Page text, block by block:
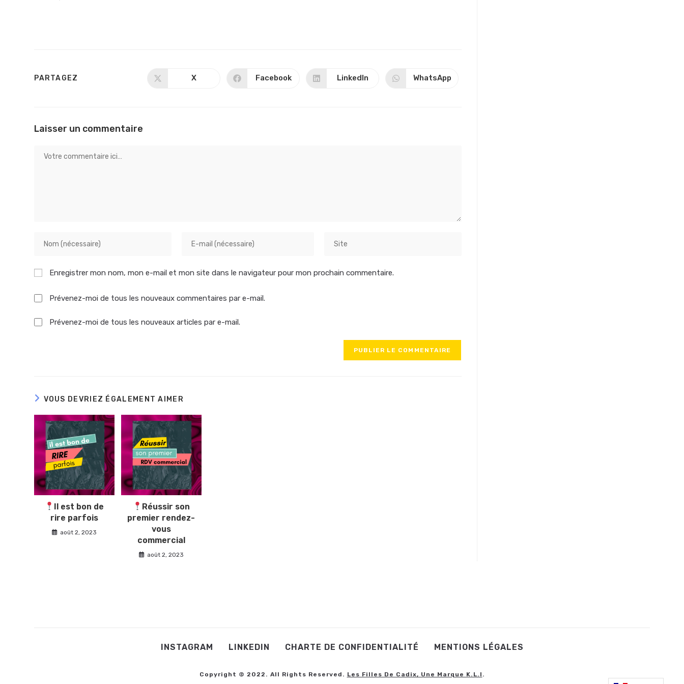
PARTAGEZ X Facebook LinkedIn WhatsApp
Laisser un commentaire
Enregistrer mon nom, mon e-mail et mon site dans le navigateur pour mon prochain commentaire.
Prévenez-moi de tous les nouveaux commentaires par e-mail.
Prévenez-moi de tous les nouveaux articles par e-mail.
VOUS DEVRIEZ ÉGALEMENT AIMER
Il est bon de
rire parfois
août 2, 2023
Réussir son
premier rendez-
vous
commercial
août 2, 2023
INSTAGRAM LINKEDIN CHARTE DE CONFIDENTIALITÉ MENTIONS LÉGALES
Copyright © 2022. All Rights Reserved. Les Filles De Cadix, Une Marque K.L.I .